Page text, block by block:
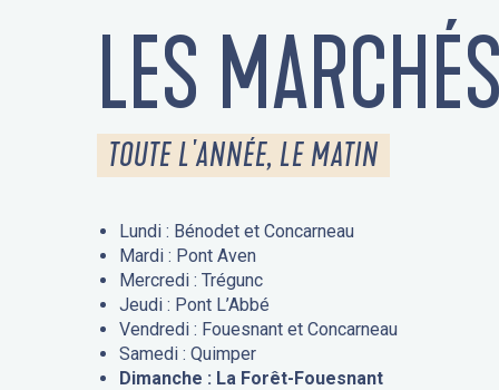
LES MARCHÉS
TOUTE L'ANNÉE, LE MATIN
Lundi : Bénodet et Concarneau
Mardi : Pont Aven
Mercredi : Trégunc
Jeudi : Pont L’Abbé
Vendredi : Fouesnant et Concarneau
Samedi : Quimper
Dimanche : La Forêt-Fouesnant